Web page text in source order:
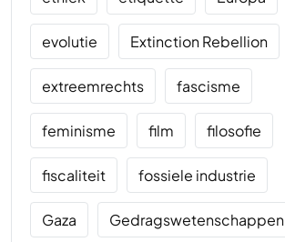
evolutie Extinction Rebellion
extreemrechts fascisme
feminisme film filosofie
fiscaliteit fossiele industrie
Gaza Gedragswetenschappen